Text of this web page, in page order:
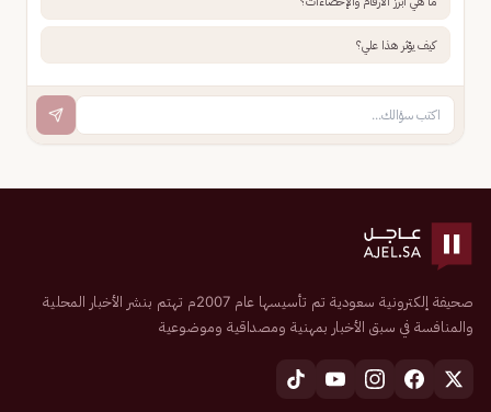
كيف يؤثر هذا علي؟
صحيفة إلكترونية سعودية تم تأسيسها عام 2007م تهتم بنشر الأخبار المحلية
والمنافسة في سبق الأخبار بمهنية ومصداقية وموضوعية